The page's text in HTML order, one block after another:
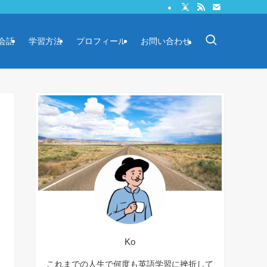
話 学習方法 プロフィール お問い合わせ
Ko
これまでの人生で何度も英語学習に挫折して